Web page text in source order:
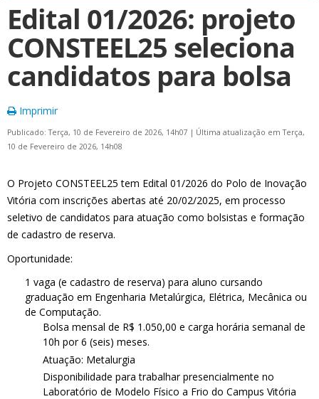
Edital 01/2026: projeto
CONSTEEL25 seleciona
candidatos para bolsa
Imprimir
Publicado: Terça, 10 de Fevereiro de 2026, 14h07 | Última atualização em Terça,
10 de Fevereiro de 2026, 14h08
O Projeto CONSTEEL25 tem Edital 01/2026 do Polo de Inovação
Vitória com inscrições abertas até 20/02/2025, em processo
seletivo de candidatos para atuação como bolsistas e formação
de cadastro de reserva.
Oportunidade:
1 vaga (e cadastro de reserva) para aluno cursando
graduação em Engenharia Metalúrgica, Elétrica, Mecânica ou
de Computação.
Bolsa mensal de R$ 1.050,00 e carga horária semanal de
10h por 6 (seis) meses.
Atuação: Metalurgia
Disponibilidade para trabalhar presencialmente no
Laboratório de Modelo Físico a Frio do Campus Vitória